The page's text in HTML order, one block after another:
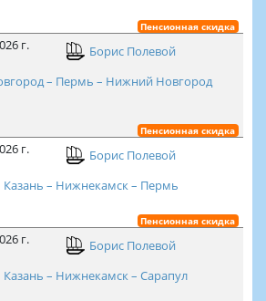
Пенсионная скидка
г.
Борис Полевой
– Пермь – Нижний Новгород
Пенсионная скидка
г.
Борис Полевой
– Нижнекамск – Пермь
Пенсионная скидка
г.
Борис Полевой
– Нижнекамск – Сарапул